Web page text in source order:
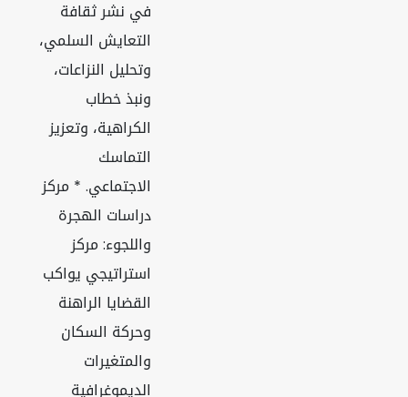
في نشر ثقافة
التعايش السلمي،
وتحليل النزاعات،
ونبذ خطاب
الكراهية، وتعزيز
التماسك
الاجتماعي. * مركز
دراسات الهجرة
واللجوء: مركز
استراتيجي يواكب
القضايا الراهنة
وحركة السكان
والمتغيرات
الديموغرافية